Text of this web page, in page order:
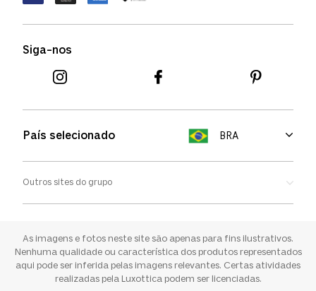
Termos de uso
Siga-nos
País selecionado BRA
Outros sites do grupo
Ray-ban
Sunglass Hut
As imagens e fotos neste site são apenas para fins ilustrativos.
Nenhuma qualidade ou característica dos produtos representados
aqui pode ser inferida pelas imagens relevantes. Certas atividades
realizadas pela Luxottica podem ser licenciadas.